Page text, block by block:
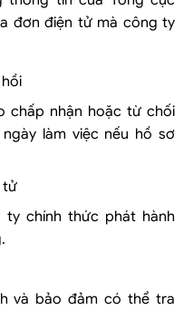
đơn điện tử mà công ty
chấp nhận hoặc từ chối
làm việc nếu hồ sơ
tử
ty chính thức phát hành
và bảo đảm có thể tra